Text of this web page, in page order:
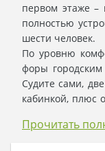
первом этаже –
полностью
шести человек.
По уровню
форы городским
Судите сами,
кабинкой, плюс
такое возможно?
Прочитать